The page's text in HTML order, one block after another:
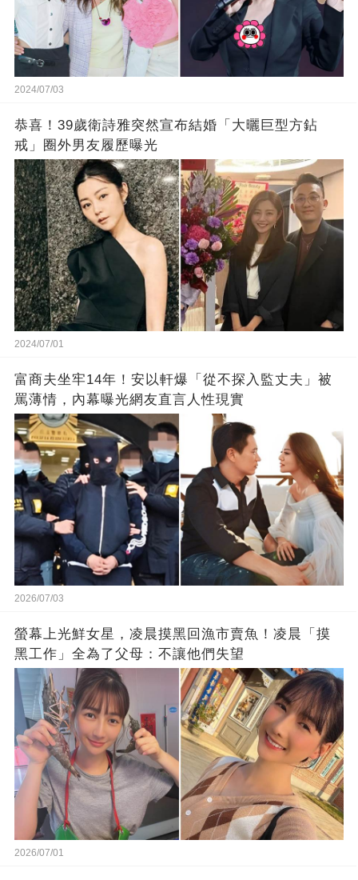
2024/07/03
恭喜！39歲衛詩雅突然宣布結婚「大曬巨型方鉆
戒」圈外男友履歷曝光
2024/07/01
富商夫坐牢14年！安以軒爆「從不探入監丈夫」被
罵薄情，內幕曝光網友直言人性現實
2026/07/03
螢幕上光鮮女星，凌晨摸黑回漁市賣魚！凌晨「摸
黑工作」全為了父母：不讓他們失望
2026/07/01